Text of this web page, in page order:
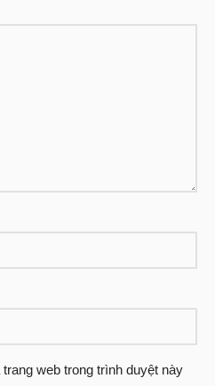
web trong trình duyệt này